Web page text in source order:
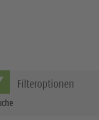
Filteroptionen